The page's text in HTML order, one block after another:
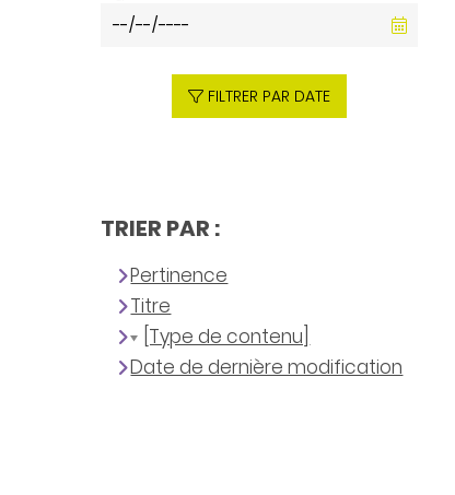
FILTRER PAR DATE
TRIER PAR :
Pertinence
Titre
[Type de contenu]
Date de dernière modification